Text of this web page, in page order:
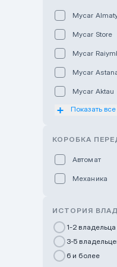
Mycar
Mycar Store
Mycar
Mycar
Mycar Aktau
Mycar Uralsk
GWM Nurly
Chery
Показать
КОРОБКА
Автомат
Механика
ИСТОРИЯ
1-2 владельца
3-5
6 и более